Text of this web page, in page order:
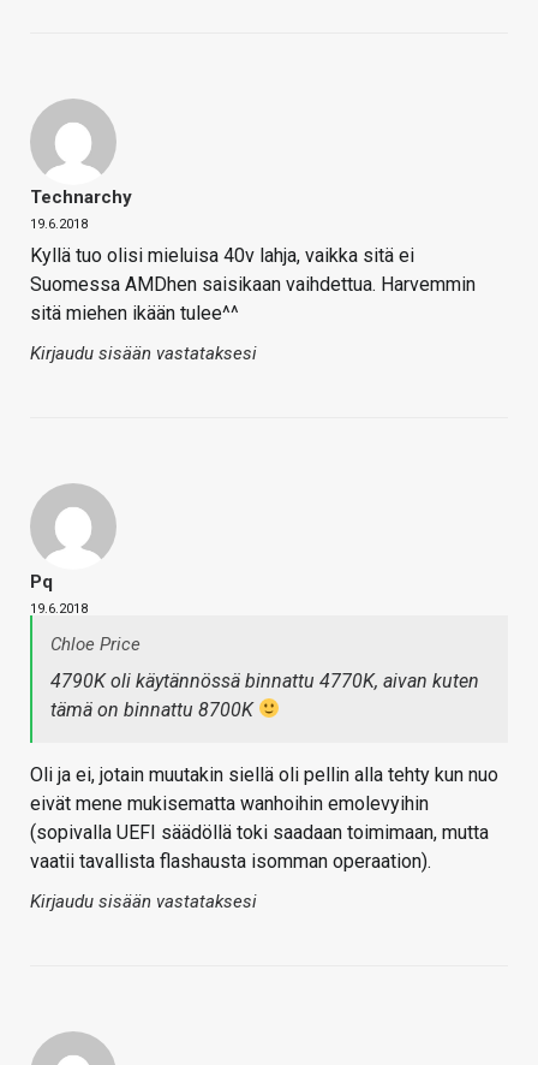
Technarchy
19.6.2018
Kyllä tuo olisi mieluisa 40v lahja, vaikka sitä ei
Suomessa AMDhen saisikaan vaihdettua. Harvemmin
sitä miehen ikään tulee^^
Kirjaudu sisään vastataksesi
Pq
19.6.2018
Chloe Price
4790K oli käytännössä binnattu 4770K, aivan kuten
tämä on binnattu 8700K
Oli ja ei, jotain muutakin siellä oli pellin alla tehty kun nuo
eivät mene mukisematta wanhoihin emolevyihin
(sopivalla UEFI säädöllä toki saadaan toimimaan, mutta
vaatii tavallista flashausta isomman operaation).
Kirjaudu sisään vastataksesi